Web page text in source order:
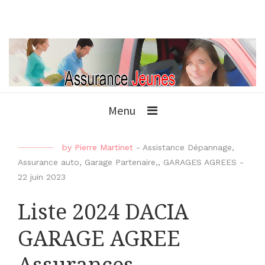
Menu
by Pierre Martinet - Assistance Dépannage,
Assurance auto, Garage Partenaire,, GARAGES AGREES -
22 juin 2023
Liste 2024 DACIA
GARAGE AGREE